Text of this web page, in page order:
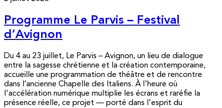
Programme Le Parvis – Festival
d’Avignon
Du 4 au 23 juillet, Le Parvis – Avignon, un lieu de dialogue
entre la sagesse chrétienne et la création contemporaine,
accueille une programmation de théâtre et de rencontre
dans l’ancienne Chapelle des Italiens. À l'heure où
l'accélération numérique multiplie les écrans et raréfie la
présence réelle, ce projet — porté dans l'esprit du